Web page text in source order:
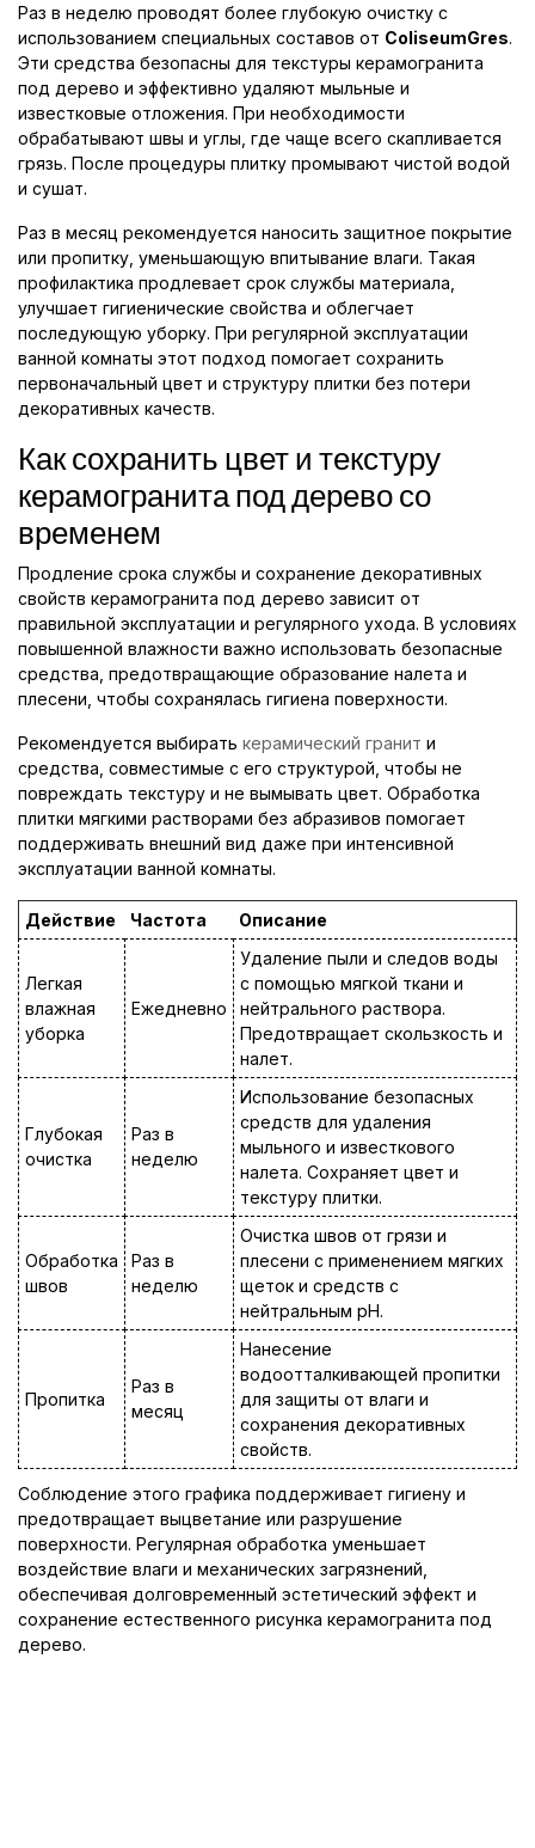
Раз в неделю проводят более глубокую очистку с
использованием специальных составов от ColiseumGres.
Эти средства безопасны для текстуры керамогранита
под дерево и эффективно удаляют мыльные и
известковые отложения. При необходимости
обрабатывают швы и углы, где чаще всего скапливается
грязь. После процедуры плитку промывают чистой водой
и сушат.
Раз в месяц рекомендуется наносить защитное покрытие
или пропитку, уменьшающую впитывание влаги. Такая
профилактика продлевает срок службы материала,
улучшает гигиенические свойства и облегчает
последующую уборку. При регулярной эксплуатации
ванной комнаты этот подход помогает сохранить
первоначальный цвет и структуру плитки без потери
декоративных качеств.
Как сохранить цвет и текстуру
керамогранита под дерево со
временем
Продление срока службы и сохранение декоративных
свойств керамогранита под дерево зависит от
правильной эксплуатации и регулярного ухода. В условиях
повышенной влажности важно использовать безопасные
средства, предотвращающие образование налета и
плесени, чтобы сохранялась гигиена поверхности.
Рекомендуется выбирать керамический гранит и
средства, совместимые с его структурой, чтобы не
повреждать текстуру и не вымывать цвет. Обработка
плитки мягкими растворами без абразивов помогает
поддерживать внешний вид даже при интенсивной
эксплуатации ванной комнаты.
Действие Частота Описание
Легкая
влажная
уборка
Ежедневно
Удаление пыли и следов воды
с помощью мягкой ткани и
нейтрального раствора.
Предотвращает скользкость и
налет.
Глубокая
очистка
Раз в
неделю
Использование безопасных
средств для удаления
мыльного и известкового
налета. Сохраняет цвет и
текстуру плитки.
Обработка
швов
Раз в
неделю
Очистка швов от грязи и
плесени с применением мягких
щеток и средств с
нейтральным pH.
Пропитка
Раз в
месяц
Нанесение
водоотталкивающей пропитки
для защиты от влаги и
сохранения декоративных
свойств.
Соблюдение этого графика поддерживает гигиену и
предотвращает выцветание или разрушение
поверхности. Регулярная обработка уменьшает
воздействие влаги и механических загрязнений,
обеспечивая долговременный эстетический эффект и
сохранение естественного рисунка керамогранита под
дерево.